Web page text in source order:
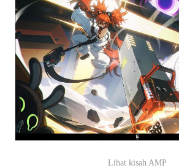
Lihat kisah AMP